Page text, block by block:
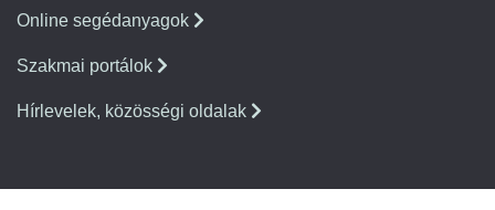
Online segédanyagok
Szakmai portálok
Hírlevelek, közösségi oldalak